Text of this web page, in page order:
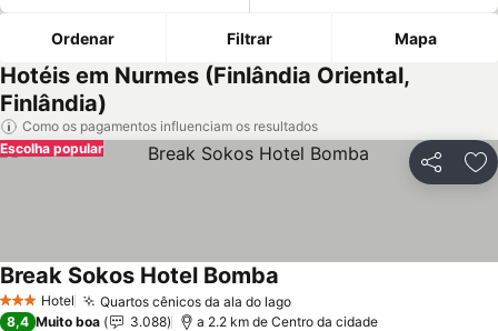
Ordenar Filtrar Mapa
Hotéis em Nurmes (Finlândia Oriental,
Finlândia)
Como os pagamentos influenciam os resultados
Partilhar
Escolha popular
3 EstrelasHotel Quartos cênicos da ala do lago
Break Sokos Hotel Bomba
8,4 Muito boa 3.088 a 2.2 km de Centro da cidade